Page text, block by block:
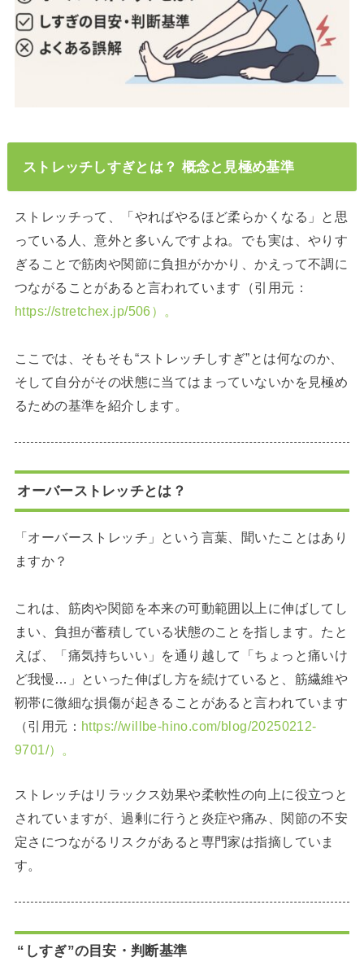
ストレッチしすぎとは？ 概念と見極め基準
ストレッチって、「やればやるほど柔らかくなる」と思
っている人、意外と多いんですよね。でも実は、やりす
ぎることで筋肉や関節に負担がかかり、かえって不調に
つながることがあると言われています（引用元：
https://stretchex.jp/506）。
ここでは、そもそも“ストレッチしすぎ”とは何なのか、
そして自分がその状態に当てはまっていないかを見極め
るための基準を紹介します。
オーバーストレッチとは？
「オーバーストレッチ」という言葉、聞いたことはあり
ますか？
これは、筋肉や関節を本来の可動範囲以上に伸ばしてし
まい、負担が蓄積している状態のことを指します。たと
えば、「痛気持ちいい」を通り越して「ちょっと痛いけ
ど我慢…」といった伸ばし方を続けていると、筋繊維や
靭帯に微細な損傷が起きることがあると言われています
（引用元： https://willbe-hino.com/blog/20250212-
9701/）。
ストレッチはリラックス効果や柔軟性の向上に役立つと
されていますが、過剰に行うと炎症や痛み、関節の不安
定さにつながるリスクがあると専門家は指摘していま
す。
“しすぎ”の目安・判断基準